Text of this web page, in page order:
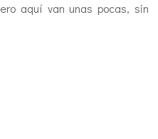
aquí van unas pocas, sin